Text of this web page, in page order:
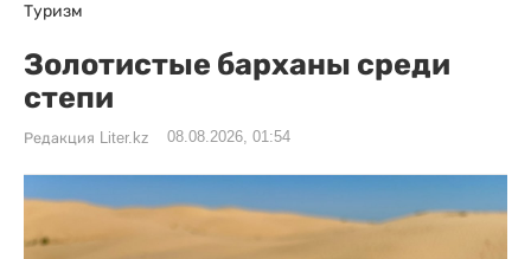
Туризм
Золотистые барханы среди
степи
Редакция Liter.kz 08.08.2026, 01:54